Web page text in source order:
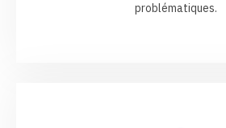
problématiques.